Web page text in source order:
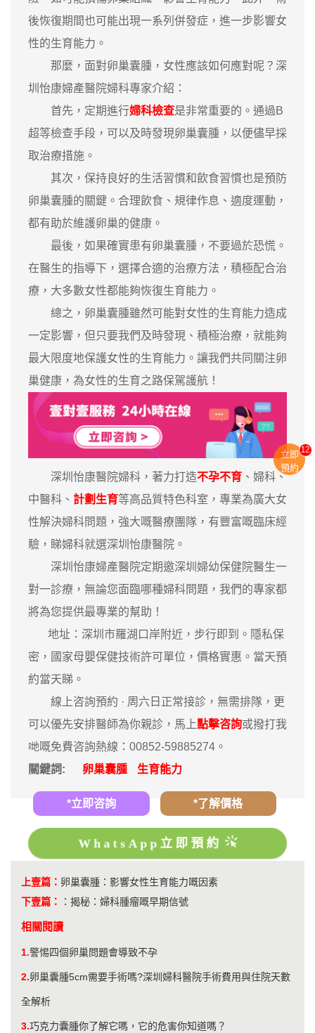
後恢復期間也可能出現一系列併發症，進一步影響女
性的生育能力。
那麼，面對卵巢囊腫，女性應該如何應對呢？深
圳怡康婦產醫院婦科專家介紹：
首先，定期進行婦科檢查是非常重要的。通過B
超等檢查手段，可以及時發現卵巢囊腫，以便儘早採
取治療措施。
其次，保持良好的生活習慣和飲食習慣也是預防
卵巢囊腫的關鍵。合理飲食、規律作息、適度運動，
都有助於維護卵巢的健康。
最後，如果確實患有卵巢囊腫，不要過於恐慌。
在醫生的指導下，選擇合適的治療方法，積極配合治
療，大多數女性都能夠恢復生育能力。
總之，卵巢囊腫雖然可能對女性的生育能力造成
一定影響，但只要我們及時發現、積極治療，就能夠
最大限度地保護女性的生育能力。讓我們共同關注卵
巢健康，為女性的生育之路保駕護航！
深圳怡康醫院婦科，著力打造不孕不育 、婦科、
中醫科、 計劃生育等高品質特色科室，專業為廣大女
性解決婦科問題，強大嘅醫療團隊，有豐富嘅臨床經
驗，睇婦科就選深圳怡康醫院。
深圳怡康婦產醫院定期邀深圳婦幼保健院醫生一
對一診療，無論您面臨哪種婦科問題，我們的專家都
將為您提供最專業的幫助！
地址：深圳市羅湖口岸附近，步行即到。隱私保
密，國家母嬰保健技術許可單位，價格實惠。當天預
約當天睇。
‎線上咨詢預約 · ‎周六日正常接診，無需排隊，更
可以優先安排醫師為你親診，馬上點擊咨詢或撥打我
哋嘅免費咨詢熱線：00852-59885274。
關鍵詞:
卵巢囊腫 生育能力
*立即咨詢 *了解價格
WhatsApp立即預約
上壹篇： 卵巢囊腫：影響女性生育能力嘅因素
下壹篇：
： 揭秘：婦科腫瘤嘅早期信號
相關閱讀
1.警惕四個卵巢問題會導致不孕
2.卵巢囊腫5cm需要手術嗎?深圳婦科醫院手術費用與住院天數
全解析
3.巧克力囊腫你了解它嗎，它的危害你知道嗎？
立即
預約
11